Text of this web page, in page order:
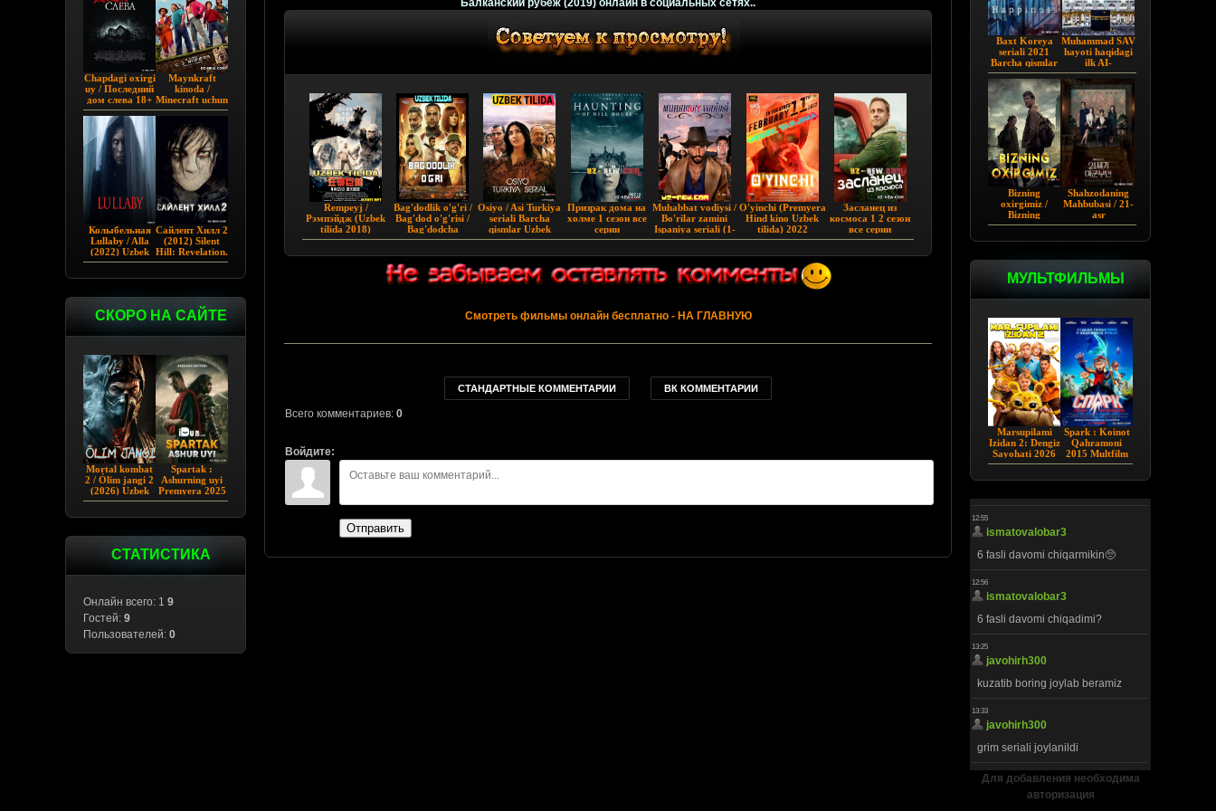
Chapdagi oxirgi
uy / Последний
дом слева 18+
(2009)
Maynkraft
kinoda /
Minecraft uchun
film / Maygiraft
2025 AQSH
filmi
Колыбельная
Lullaby / Alla
(2022) Uzbek
tilida
Сайлент Хилл 2
(2012) Silent
Hill: Revelation.
СКОРО НА САЙТЕ
Mortal kombat
2 / Ólim jangi 2
(2026) Uzbek
tilida
Spartak :
Ashurning uyi
Premyera 2025
Barcha qismlar
СТАТИСТИКА
Онлайн всего: 1 9
Гостей: 9
Пользователей: 0
Baxt Koreya
seriali 2021
Barcha qismlar
Uzbekcha
tarjima
Muhammad SAV
hayoti haqidagi
ilk AI-
vizuallashtirilgan
serial! - Yo
Rasululloh |
Barcha qismi
Bizning
oxirgimiz /
Bizning
so'ngimiz AQSh
tilida O'zbekcha
Shahzodaning
Mahbubasi / 21-
asr
Shaxzodasining
МУЛЬТФИЛЬМЫ
Marsupilami
Izidan 2: Dengiz
Sayohati 2026
HD Uzbek tilida
Spark : Koinot
Qahramoni
2015 Multfilm
Uzbek tilida
Для добавления необходима
авторизация
Балканский рубеж (2019) онлайн в социальных сетях..
Rempeyj /
Рэмпэйдж (Uzbek
tilida 2018)
Bag'dodlik o'g'ri /
Bag'dod o'g'risi /
Bag'dodcha
o'g'irlik (2020)
Osiyo / Asi Turkiya
seriali Barcha
qismlar Uzbek
tilida
Призрак дома на
холме 1 сезон все
серии
Muhabbat vodiysi /
Bo'rilar zamini
Ispaniya seriali (1-
2-3 fasl) Barcha
skachat
O'yinchi (Premyera
Hind kino Uzbek
tilida) 2022
Засланец из
космоса 1 2 сезон
все серии
Смотреть фильмы онлайн бесплатно- НА ГЛАВНУЮ
СТАНДАРТНЫЕ КОММЕНТАРИИ ВК КОММЕНТАРИИ
Всего комментариев: 0
Войдите:
Отправить